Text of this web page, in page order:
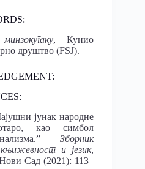
минзокугаку, Кунио
друштво (FSJ).
јунак народне
као симбол
Зборник
и језик,
Сад (2021): 113‒